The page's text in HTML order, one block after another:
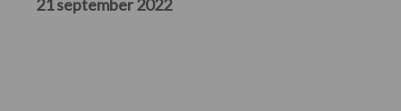
21 september 2022